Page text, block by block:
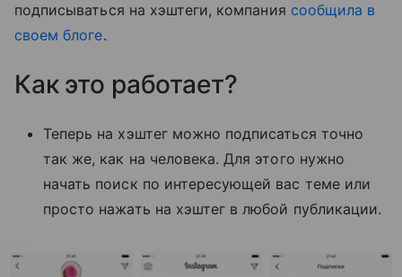
подписываться на хэштеги, компания сообщила в
своем блоге.
Как это работает?
Теперь на хэштег можно подписаться точно
так же, как на человека. Для этого нужно
начать поиск по интересующей вас теме или
просто нажать на хэштег в любой публикации.